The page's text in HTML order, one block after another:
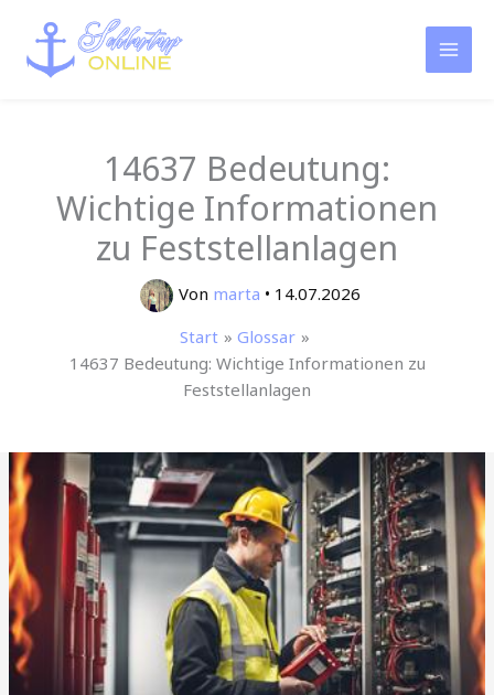
Inhalt
springen
14637 Bedeutung:
Wichtige Informationen
zu Feststellanlagen
Von marta • 14.07.2026
Start
Glossar
14637 Bedeutung: Wichtige Informationen zu
Feststellanlagen